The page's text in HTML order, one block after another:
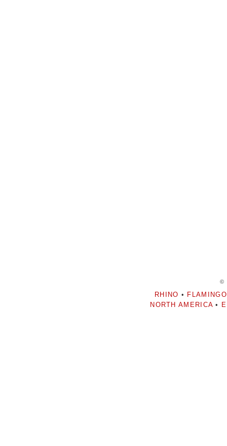
©
RHINO • FLAMINGO
NORTH AMERICA •